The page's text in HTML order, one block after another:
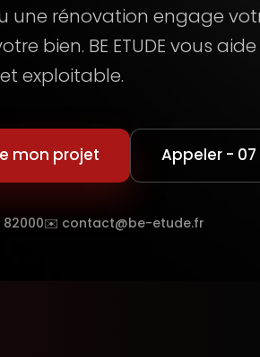
une rénovation engage
bien. BE ETUDE vous
exploitable.
mon projet Appeler - 07
✉️ contact@be-etude.fr